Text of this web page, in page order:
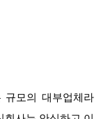
규모의 대부업체라